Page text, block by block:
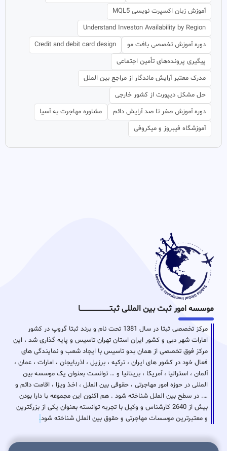
آموزش زبان اکسپرت نویسی MQL5
Understand Investon Availability by Region
دوره آموزش تخصصی بافت مو
Credit and debit card design
پیگیری پرونده‌های تأمین اجتماعی
مدرک معتبر آرایش ماندگار از مراجع بین الملل
حل مشکل دیپورت از کشور خارجی
دوره آموزش صفر تا صد آرایش دائم
مشاوره مهاجرت به آسیا
آموزشگاه فیبروز و میکروفی
موسسه امور ثبت بین المللی ثبتـــــــــــــــــــــــــــــا
مرکز تخصصی ثبتا در سال 1381 تحت نام و برند ثبتا گروپ در کشور
امارات شهر دبی و کشور ایران استان تهران تاسیس و پایه گذاری شد ، این
مرکز فوق تخصصی از همان بدو تاسیس با ایجاد شعب و نمایندگی های
فعال خود در کشور های ایران ، ترکیه ، برزیل ، اذربایجان ، امارات ، عمان ،
آلمان ، استرالیا ، آمریکا ، بریتانیا و … توانست بعنوان یک موسسه بین
المللی در حوزه امور مهاجرتی ، حقوقی بین الملل ، اخذ ویزا ، اقامت دائم و
…. در سطح بین الملل شناخته شود . هم اکنون این مجموعه با دارا بودن
بیش از 2640 کارشناس و وکیل با تجربه توانسته بعنوان یکی از بزرگترین
و معتبرترین موسسات مهاجرتی و حقوق بین الملل شناخته شود.